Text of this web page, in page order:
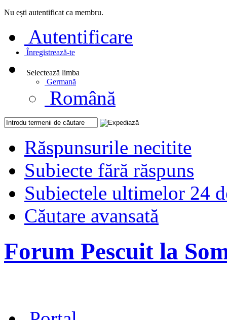
Nu ești autentificat ca membru.
Autentificare
Înregistrează-te
Selectează limba
Germană
Română
Răspunsurile necitite
Subiecte fără răspuns
Subiectele ultimelor 24
Căutare avansată
Forum Pescuit la